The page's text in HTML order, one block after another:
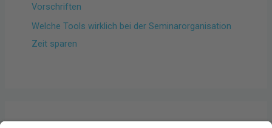
Vorschriften
Welche Tools wirklich bei der Seminarorganisation
Zeit sparen